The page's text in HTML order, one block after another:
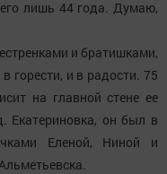
лишь 44 года. Думаю,
и братишками,
горести, и в радости. 75
на главной стене ее
он был в
Еленой, Ниной и